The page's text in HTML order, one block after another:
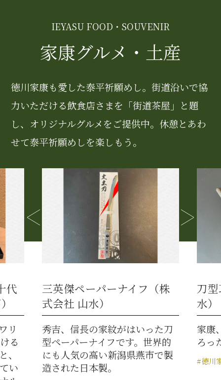
IEYASU FOOD・SOUVENIR
家康グルメ・土産
徳川家康も愛した泰平祈願めし。街道沿いで協
力いただける飲食店さまを「街道茶屋」と題
し、オリジナルグルメをご提供中。休憩とあわ
せて泰平祈願めしを楽しもう。
株
刀
的
製
刀型耳かき（株式会社 山
水）
家康、秀吉、信長の三英傑がそ
ろった刀型耳かき
#徳川家康 #名古屋市外 #お土産
五
種
「
も
フ
ざ